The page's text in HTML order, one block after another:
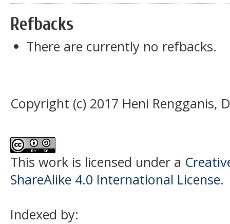
Refbacks
There are currently no refbacks.
Copyright (c) 2017 Heni Rengganis,
This work is licensed under a
ShareAlike 4.0 International License.
Indexed by: